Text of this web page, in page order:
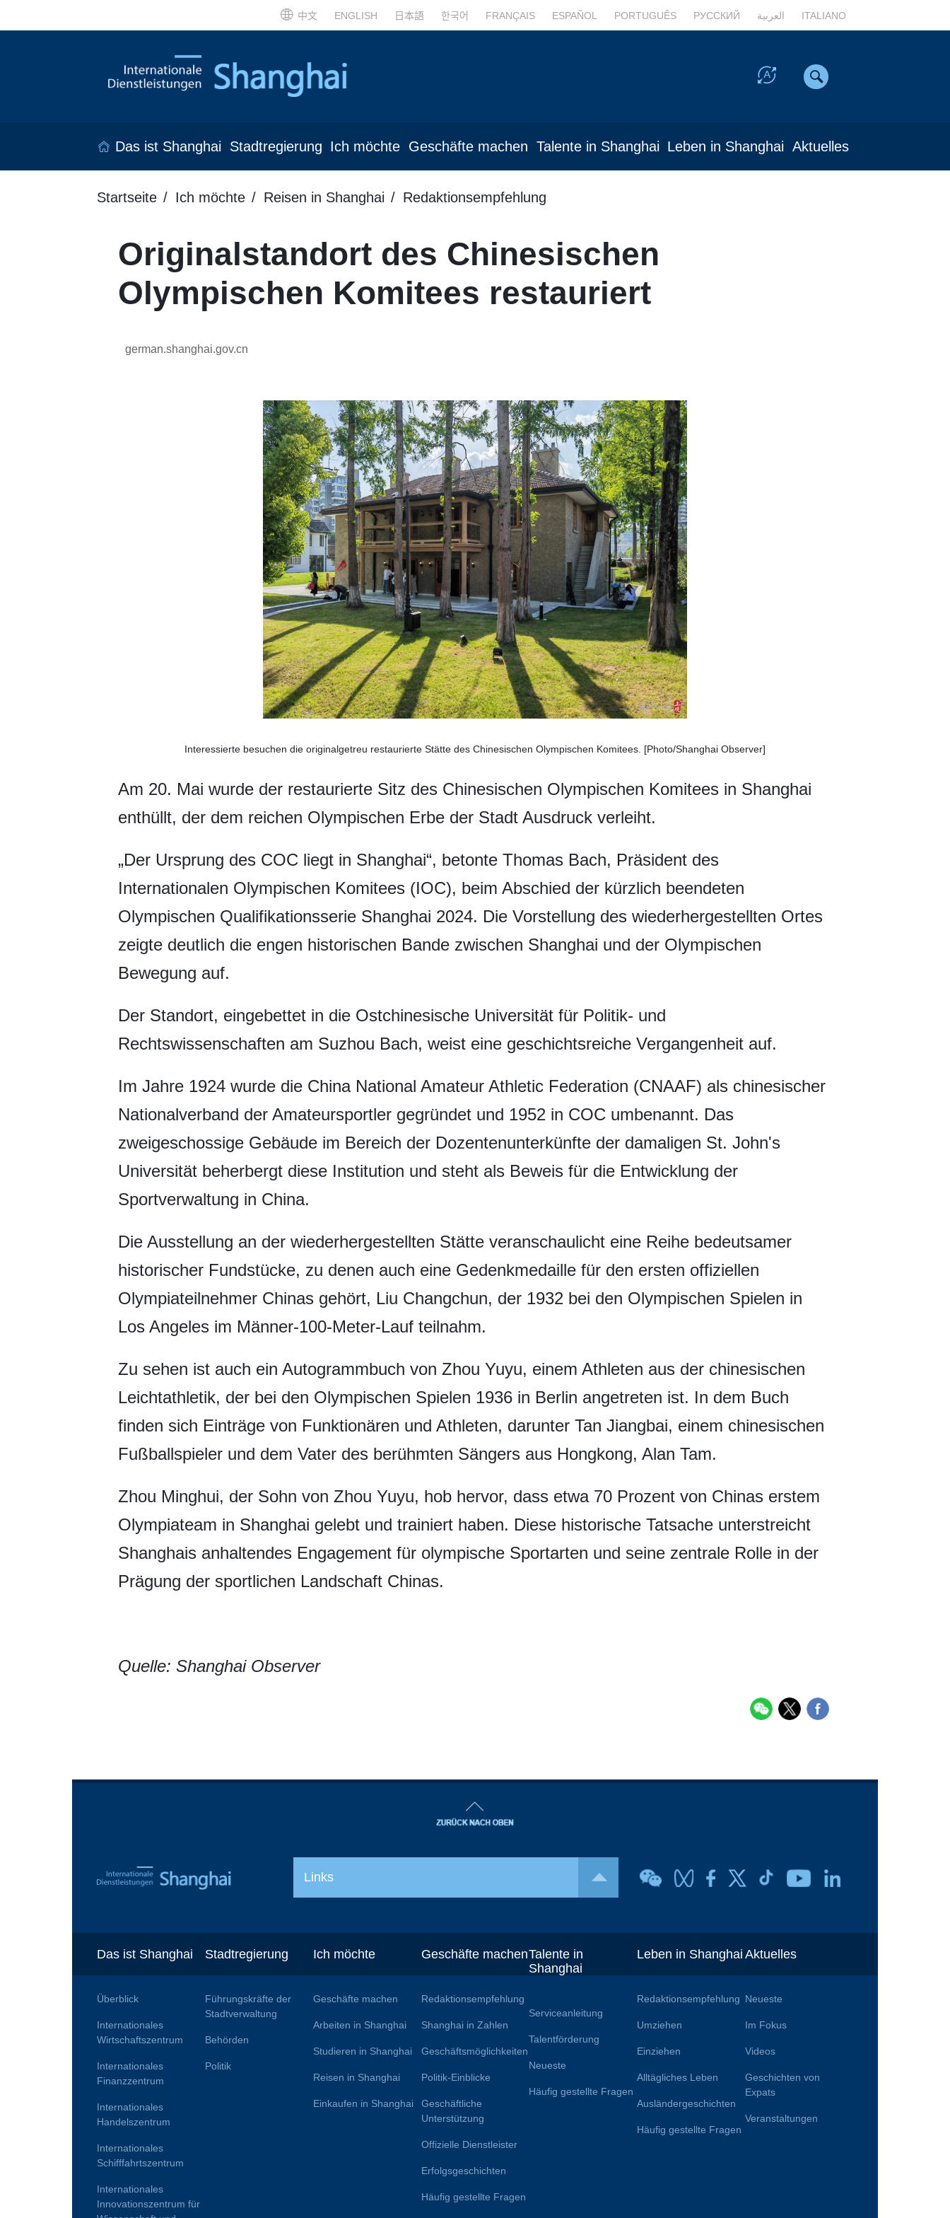
中文 ENGLISH 日本語 한국어 FRANÇAIS ESPAÑOL PORTUGUÊS РУССКИЙ العربية ITALIANO
Das ist Shanghai Stadtregierung Ich möchte Geschäfte machen Talente in Shanghai Leben in Shanghai Aktuelles
Startseite Ich möchte Reisen in Shanghai Redaktionsempfehlung
Originalstandort des Chinesischen
Olympischen Komitees restauriert
german.shanghai.gov.cn
Interessierte besuchen die originalgetreu restaurierte Stätte des Chinesischen Olympischen Komitees. [Photo/Shanghai Observer]
Am 20. Mai wurde der restaurierte Sitz des Chinesischen Olympischen Komitees in Shanghai
enthüllt, der dem reichen Olympischen Erbe der Stadt Ausdruck verleiht.
„Der Ursprung des COC liegt in Shanghai“, betonte Thomas Bach, Präsident des
Internationalen Olympischen Komitees (IOC), beim Abschied der kürzlich beendeten
Olympischen Qualifikationsserie Shanghai 2024. Die Vorstellung des wiederhergestellten Ortes
zeigte deutlich die engen historischen Bande zwischen Shanghai und der Olympischen
Bewegung auf.
Der Standort, eingebettet in die Ostchinesische Universität für Politik- und
Rechtswissenschaften am Suzhou Bach, weist eine geschichtsreiche Vergangenheit auf.
Im Jahre 1924 wurde die China National Amateur Athletic Federation (CNAAF) als chinesischer
Nationalverband der Amateursportler gegründet und 1952 in COC umbenannt. Das
zweigeschossige Gebäude im Bereich der Dozentenunterkünfte der damaligen St. John's
Universität beherbergt diese Institution und steht als Beweis für die Entwicklung der
Sportverwaltung in China.
Die Ausstellung an der wiederhergestellten Stätte veranschaulicht eine Reihe bedeutsamer
historischer Fundstücke, zu denen auch eine Gedenkmedaille für den ersten offiziellen
Olympiateilnehmer Chinas gehört, Liu Changchun, der 1932 bei den Olympischen Spielen in
Los Angeles im Männer-100-Meter-Lauf teilnahm.
Zu sehen ist auch ein Autogrammbuch von Zhou Yuyu, einem Athleten aus der chinesischen
Leichtathletik, der bei den Olympischen Spielen 1936 in Berlin angetreten ist. In dem Buch
finden sich Einträge von Funktionären und Athleten, darunter Tan Jiangbai, einem chinesischen
Fußballspieler und dem Vater des berühmten Sängers aus Hongkong, Alan Tam.
Zhou Minghui, der Sohn von Zhou Yuyu, hob hervor, dass etwa 70 Prozent von Chinas erstem
Olympiateam in Shanghai gelebt und trainiert haben. Diese historische Tatsache unterstreicht
Shanghais anhaltendes Engagement für olympische Sportarten und seine zentrale Rolle in der
Prägung der sportlichen Landschaft Chinas.
Quelle: Shanghai Observer
Links
Das ist Shanghai
Überblick
Internationales
Wirtschaftszentrum
Internationales
Finanzzentrum
Internationales
Handelszentrum
Internationales
Schifffahrtszentrum
Internationales
Innovationszentrum für
Stadtregierung
Führungskräfte der
Stadtverwaltung
Behörden
Politik
Ich möchte
Geschäfte machen
Arbeiten in Shanghai
Studieren in Shanghai
Reisen in Shanghai
Einkaufen in Shanghai
Geschäfte machen
Redaktionsempfehlung
Shanghai in Zahlen
Geschäftsmöglichkeiten
Politik-Einblicke
Geschäftliche
Unterstützung
Offizielle Dienstleister
Erfolgsgeschichten
Häufig gestellte Fragen
Talente in
Shanghai
Serviceanleitung
Talentförderung
Neueste
Häufig gestellte Fragen
Leben in Shanghai
Redaktionsempfehlung
Umziehen
Einziehen
Alltägliches Leben
Ausländergeschichten
Häufig gestellte Fragen
Aktuelles
Neueste
Im Fokus
Videos
Geschichten von
Expats
Veranstaltungen